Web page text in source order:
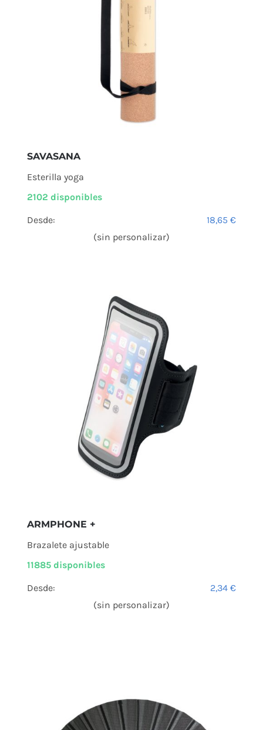
SAVASANA
Esterilla yoga
2102 disponibles
Desde: 18,65€
(sin personalizar)
ARMPHONE +
Brazalete ajustable
11885 disponibles
Desde: 2,34€
(sin personalizar)